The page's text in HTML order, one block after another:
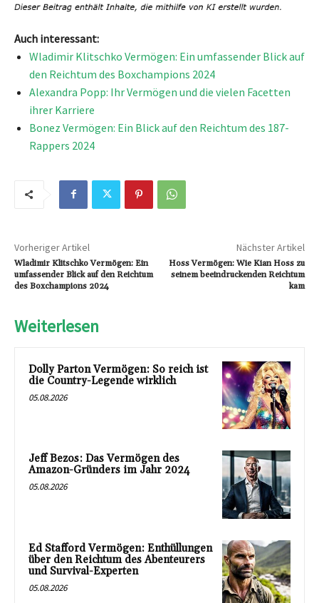
Auch interessant:
Wladimir Klitschko Vermögen: Ein umfassender Blick auf
den Reichtum des Boxchampions 2024
Alexandra Popp: Ihr Vermögen und die vielen Facetten
ihrer Karriere
Bonez Vermögen: Ein Blick auf den Reichtum des 187-
Rappers 2024
Vorheriger Artikel
Wladimir Klitschko Vermögen: Ein
umfassender Blick auf den Reichtum
des Boxchampions 2024
Nächster Artikel
Hoss Vermögen: Wie Kian Hoss zu
seinem beeindruckenden Reichtum
kam
Weiterlesen
Dolly Parton Vermögen: So reich ist
die Country-Legende wirklich
05.08.2026
Jeff Bezos: Das Vermögen des
Amazon-Gründers im Jahr 2024
05.08.2026
Ed Stafford Vermögen: Enthüllungen
über den Reichtum des Abenteurers
und Survival-Experten
05.08.2026